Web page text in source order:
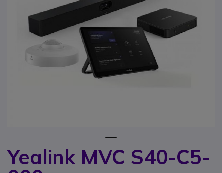
Yealink MVC S40-C5-
Passer au début de la Galerie d’images